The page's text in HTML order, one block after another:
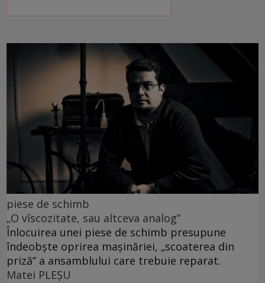
piese de schimb
„O vîscozitate, sau altceva analog”
Înlocuirea unei piese de schimb presupune
îndeobște oprirea mașinăriei, „scoaterea din
priză” a ansamblului care trebuie reparat.
Matei PLEŞU